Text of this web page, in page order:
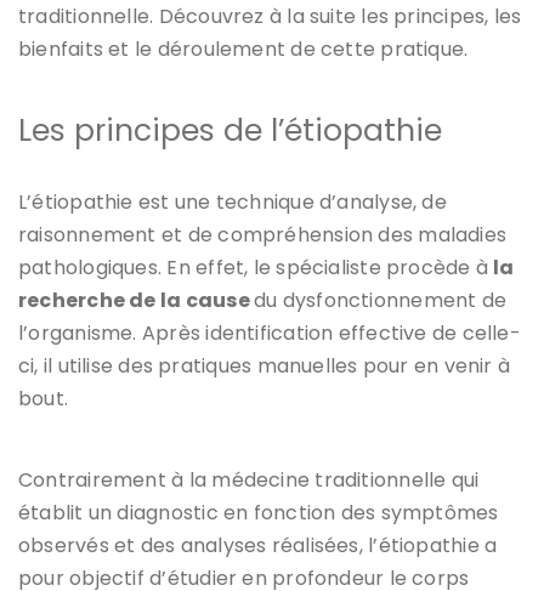
traditionnelle. Découvrez à la suite les principes, les
bienfaits et le déroulement de cette pratique.
Les principes de l’étiopathie
L’étiopathie est une technique d’analyse, de
raisonnement et de compréhension des maladies
pathologiques. En effet, le spécialiste procède à la
recherche de la causedu dysfonctionnement de
l’organisme. Après identification effective de celle-
ci, il utilise des pratiques manuelles pour en venir à
bout.
Contrairement à la médecine traditionnelle qui
établit un diagnostic en fonction des symptômes
observés et des analyses réalisées, l’étiopathie a
pour objectif d’étudier en profondeur le corps